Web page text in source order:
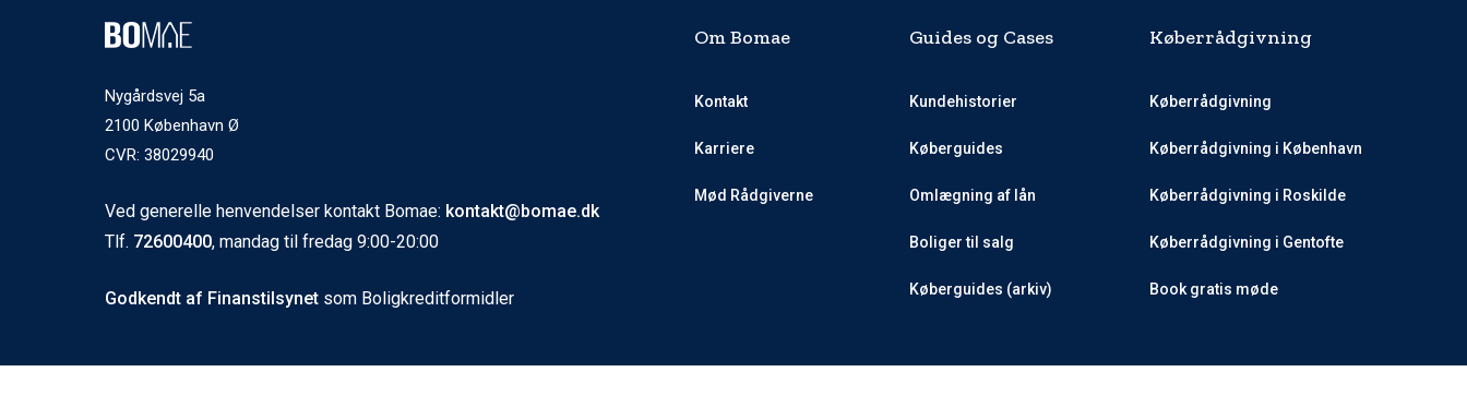
Nygårdsvej 5a
2100 København Ø
CVR: 38029940
Ved generelle henvendelser kontakt Bomae: kontakt@bomae.dk
Tlf. 72600400, mandag til fredag 9:00-20:00
Godkendt af Finanstilsynet som Boligkreditformidler
Om Bomae
Kontakt
Karriere
Mød Rådgiverne
Guides og Cases
Kundehistorier
Køberguides
Omlægning af lån
Boliger til salg
Køberguides (arkiv)
Køberrådgivning
Køberrådgivning
Køberrådgivning i København
Køberrådgivning i Roskilde
Køberrådgivning i Gentofte
Book gratis møde